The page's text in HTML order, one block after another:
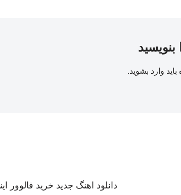
بنویسید
وارد بشوید.
دانلود اهنگ جدید خرید فالوور